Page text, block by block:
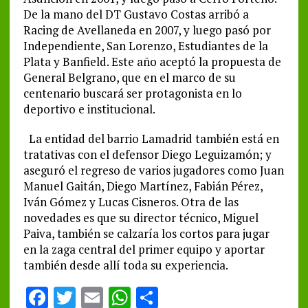
De la mano del DT Gustavo Costas arribó a
Racing de Avellaneda en 2007, y luego pasó por
Independiente, San Lorenzo, Estudiantes de la
Plata y Banfield. Este año aceptó la propuesta de
General Belgrano, que en el marco de su
centenario buscará ser protagonista en lo
deportivo e institucional.
La entidad del barrio Lamadrid también está en
tratativas con el defensor Diego Leguizamón; y
aseguró el regreso de varios jugadores como Juan
Manuel Gaitán, Diego Martínez, Fabián Pérez,
Iván Gómez y Lucas Cisneros. Otra de las
novedades es que su director técnico, Miguel
Paiva, también se calzaría los cortos para jugar
en la zaga central del primer equipo y aportar
también desde allí toda su experiencia.
F T E WS